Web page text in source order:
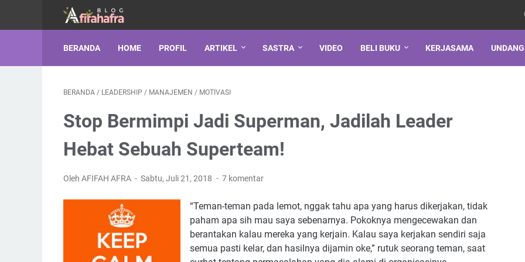
BERANDA HOME PROFIL ARTIKEL SASTRA VIDEO BELI BUKU KERJASAMA
BERANDA / LEADERSHIP / MANAJEMEN / MOTIVASI
Stop Bermimpi Jadi Superman, Jadilah Leader
Hebat Sebuah Superteam!
Oleh AFIFAH AFRA Sabtu, Juli 21, 2018 7 komentar
“Teman-teman pada lemot, nggak tahu apa yang harus dikerjakan, tidak
paham apa sih mau saya sebenarnya. Pokoknya mengecewakan dan
berantakan kalau mereka yang kerjain. Kalau saya kerjakan sendiri saja
semua pasti kelar, dan hasilnya dijamin oke,” rutuk seorang teman, saat